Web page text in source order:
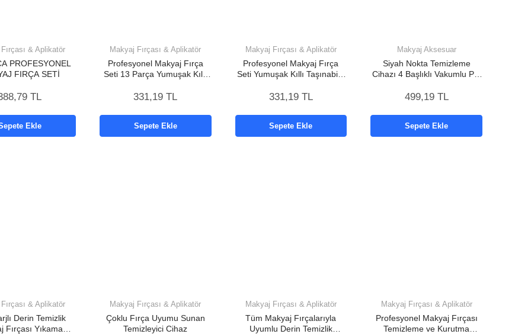
& Aplikatör
PROFESYONEL
FIRÇA SETİ
TL
Ekle
Makyaj Fırçası & Aplikatör
Profesyonel Makyaj Fırça
Seti 13 Parça Yumuşak Kıllı
331,19 TL
Sepete Ekle
Makyaj Fırçası & Aplikatör
Profesyonel Makyaj Fırça
Seti Yumuşak Kıllı Taşınabilir
331,19 TL
Sepete Ekle
Makyaj Aksesuar
Siyah Nokta Temizleme
Cihazı 4 Başlıklı Vakumlu Pilli
499,19 TL
Sepete Ekle
& Aplikatör
Derin Temizlik
Fırçası Yıkama
Makyaj Fırçası & Aplikatör
Çoklu Fırça Uyumu Sunan
Temizleyici Cihaz
Makyaj Fırçası & Aplikatör
Tüm Makyaj Fırçalarıyla
Uyumlu Derin Temizlik
Makyaj Fırçası & Aplikatör
Profesyonel Makyaj Fırçası
Temizleme ve Kurutma